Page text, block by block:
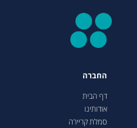
החברה
דף הבית
אודותינו
סמלת קריירה